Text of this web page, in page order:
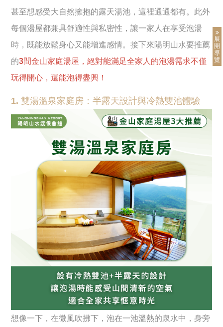
甚至想感受大自然擁抱的露天湯池，這裡通通都有。此外
每個湯屋都兼具舒適性與私密性，讓一家人在享受泡湯
時，既能放鬆身心又能增進感情。接下來陽明山水要推薦
的3間金山家庭湯屋，絕對能滿足全家人的泡湯需求不僅
玩得開心，還能泡得盡興！
1. 雙湯溫泉家庭房：半露天設計與冷熱雙池體驗
想像一下，在微風吹拂下，泡在一池溫熱的泉水中，身旁
展
開
導
覽